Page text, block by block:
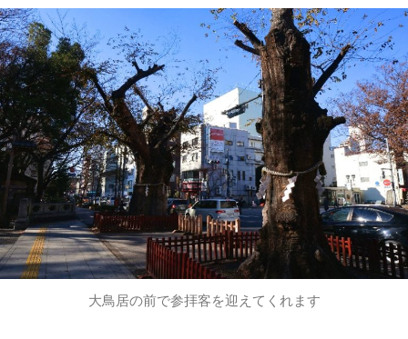
大鳥居の前で参拝客を迎えてくれます